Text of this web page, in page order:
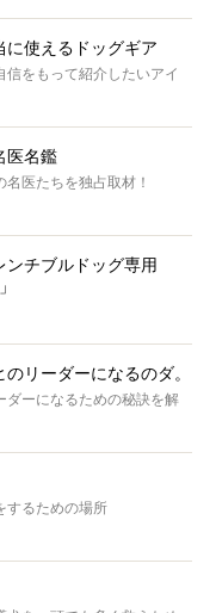
に使えるドッグギア
をもって紹介したいアイ
医名鑑
医たちを独占取材！
ンチブルドッグ専用
リーダーになるのダ。
ダーになるための秘訣を解
するための場所